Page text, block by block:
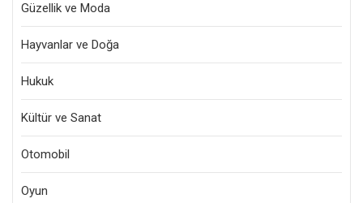
Güzellik ve Moda
Hayvanlar ve Doğa
Hukuk
Kültür ve Sanat
Otomobil
Oyun